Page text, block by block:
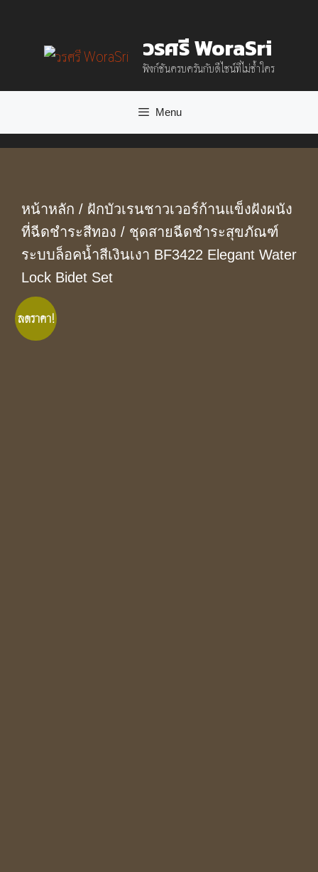
วรศรี WoraSri
ฟังก์ชันครบครันกับดีไซน์ที่ไม่ซ้ำใคร
Menu
หน้าหลัก / ฝักบัวเรนชาวเวอร์ก้านแข็งฝังผนัง
ที่ฉีดชำระสีทอง / ชุดสายฉีดชำระสุขภัณฑ์
ระบบล็อคน้ำสีเงินเงา BF3422 Elegant Water
Lock Bidet Set
ลดราคา!